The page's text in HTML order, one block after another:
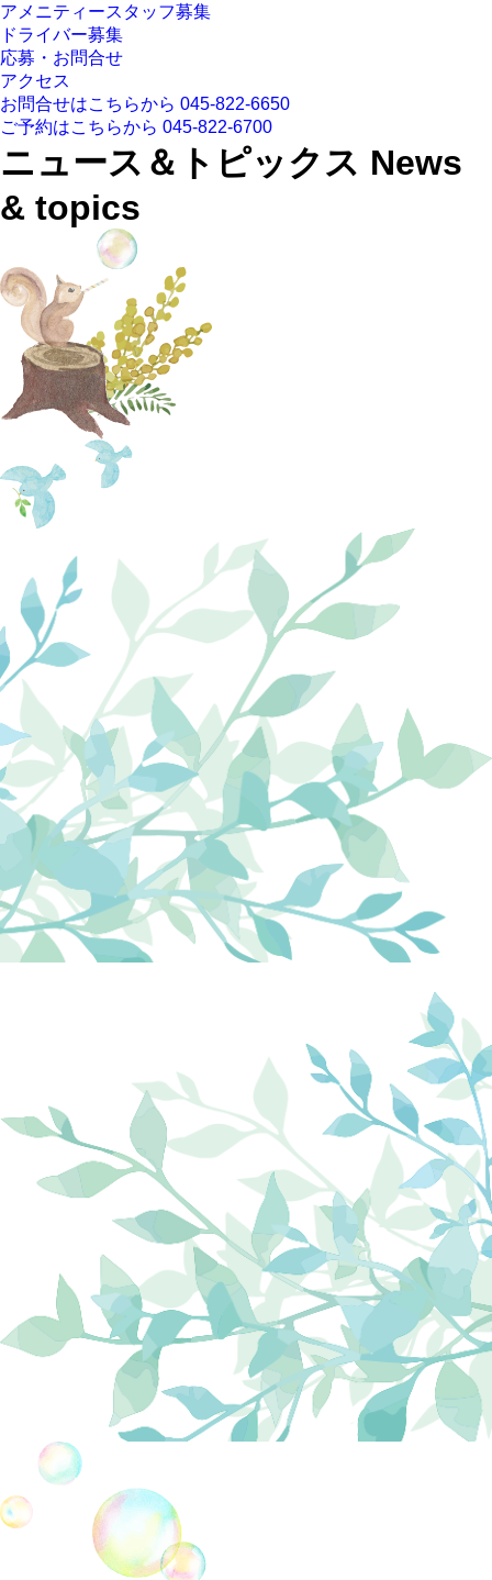
アメニティースタッフ募集
ドライバー募集
応募・お問合せ
アクセス
お問合せはこちらから 045-822-6650
ご予約はこちらから 045-822-6700
ニュース＆トピックス News
& topics